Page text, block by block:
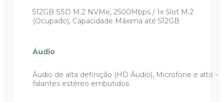
512GB SSD M.2 NVMe, 2500Mbps / 1x Slot M.2
(Ocupado), Capacidade Máxima até 512GB
Áudio
Áudio de alta definição (HD Áudio), Microfone e alto -
falantes estéreo embutidos